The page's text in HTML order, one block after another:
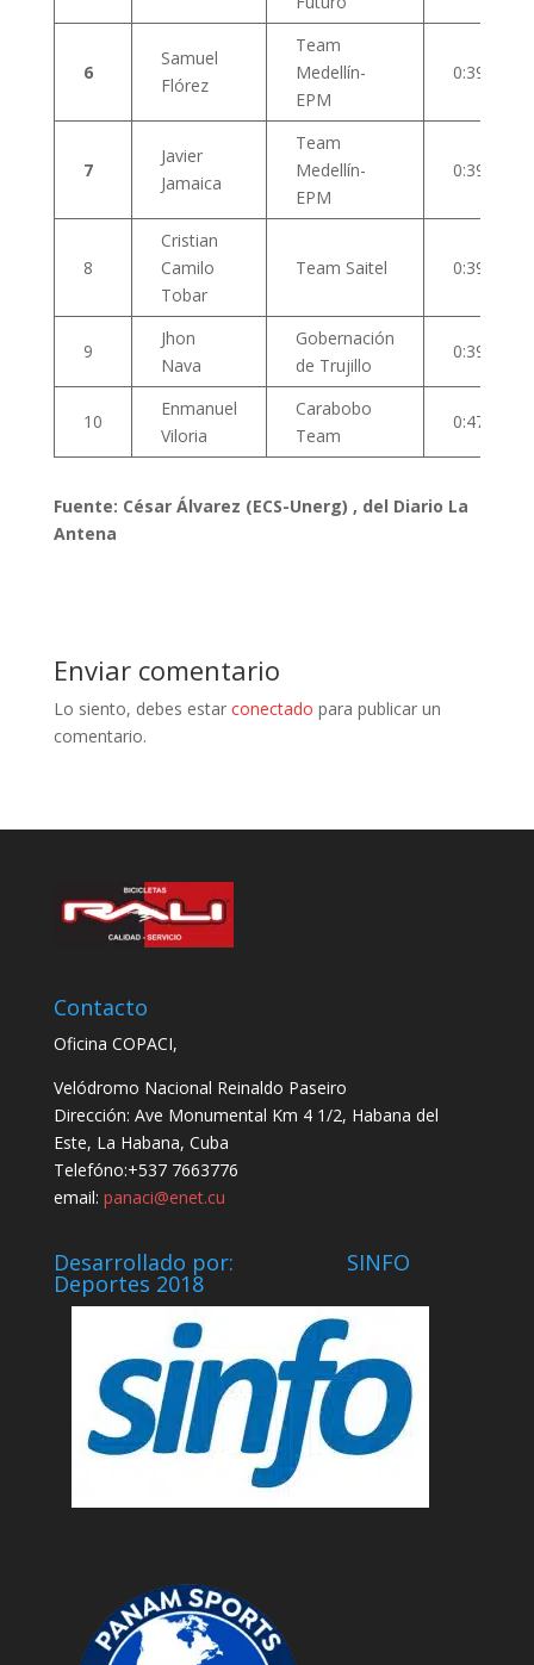
6
Samuel
Flórez
Team
Medellín-
EPM
0:39
7
Javier
Jamaica
Team
Medellín-
EPM
0:39
8
Cristian
Camilo
Tobar
Team Saitel 0:39
9
Jhon
Nava
Gobernación
de Trujillo
0:39
10
Enmanuel
Viloria
Carabobo
Team
0:47
Fuente: César Álvarez (ECS-Unerg) , del Diario La
Antena
Enviar comentario
Lo siento, debes estar conectado para publicar un
comentario.
Contacto
Oficina COPACI,
Velódromo Nacional Reinaldo Paseiro
Dirección: Ave Monumental Km 4 1/2, Habana del
Este, La Habana, Cuba
Telefóno:+537 7663776
email: panaci@enet.cu
Desarrollado por: SINFO
Deportes 2018